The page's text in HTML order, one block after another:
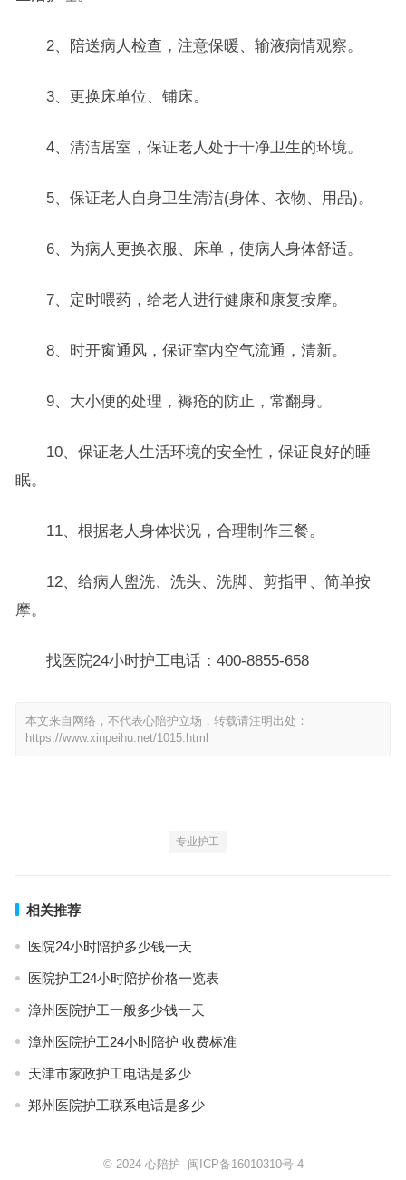
2、陪送病人检查，注意保暖、输液病情观察。
3、更换床单位、铺床。
4、清洁居室，保证老人处于干净卫生的环境。
5、保证老人自身卫生清洁(身体、衣物、用品)。
6、为病人更换衣服、床单，使病人身体舒适。
7、定时喂药，给老人进行健康和康复按摩。
8、时开窗通风，保证室内空气流通，清新。
9、大小便的处理，褥疮的防止，常翻身。
10、保证老人生活环境的安全性，保证良好的睡
眠。
11、根据老人身体状况，合理制作三餐。
12、给病人盥洗、洗头、洗脚、剪指甲、简单按
摩。
找医院24小时护工电话：400-8855-658
本文来自网络，不代表心陪护立场，转载请注明出处：
https://www.xinpeihu.net/1015.html
专业护工
相关推荐
医院24小时陪护多少钱一天
医院护工24小时陪护价格一览表
漳州医院护工一般多少钱一天
漳州医院护工24小时陪护 收费标准
天津市家政护工电话是多少
郑州医院护工联系电话是多少
© 2024 心陪护- 闽ICP备16010310号-4